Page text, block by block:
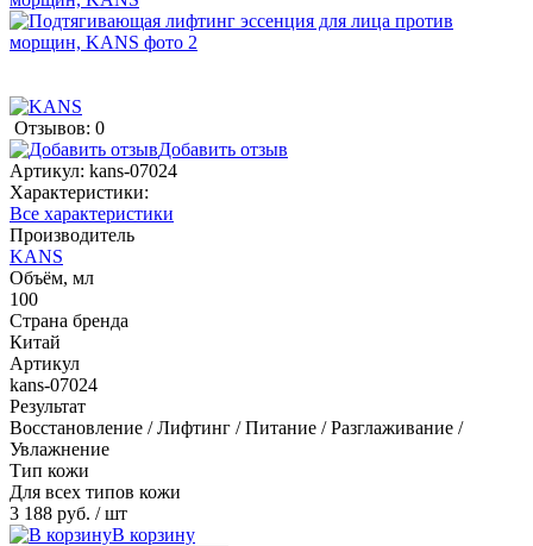
Отзывов: 0
Добавить отзыв
Артикул: kans-07024
Характеристики:
Все характеристики
Производитель
KANS
Объём, мл
100
Страна бренда
Китай
Артикул
kans-07024
Результат
Восстановление / Лифтинг / Питание / Разглаживание /
Увлажнение
Тип кожи
Для всех типов кожи
3 188 руб. / шт
В корзину